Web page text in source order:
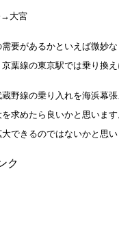
→大宮
要があるかといえば微妙
葉線の東京駅では乗り換
野線の乗り入れを海浜幕
求めたら良いかと思いま
できるのではないかと思い
ク